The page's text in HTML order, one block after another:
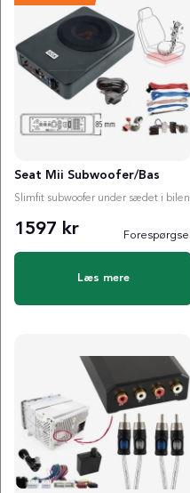
Seat Mii Subwoofer/Bas
Slimfit subwoofer under sædet i bilen
1597 kr Forespørgsel
Læs mere